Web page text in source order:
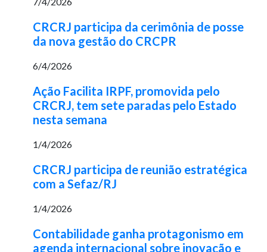
CRCRJ participa da cerimônia de posse
da nova gestão do CRCPR
6/4/2026
Ação Facilita IRPF, promovida pelo
CRCRJ, tem sete paradas pelo Estado
nesta semana
1/4/2026
CRCRJ participa de reunião estratégica
com a Sefaz/RJ
1/4/2026
Contabilidade ganha protagonismo em
agenda internacional sobre inovação e